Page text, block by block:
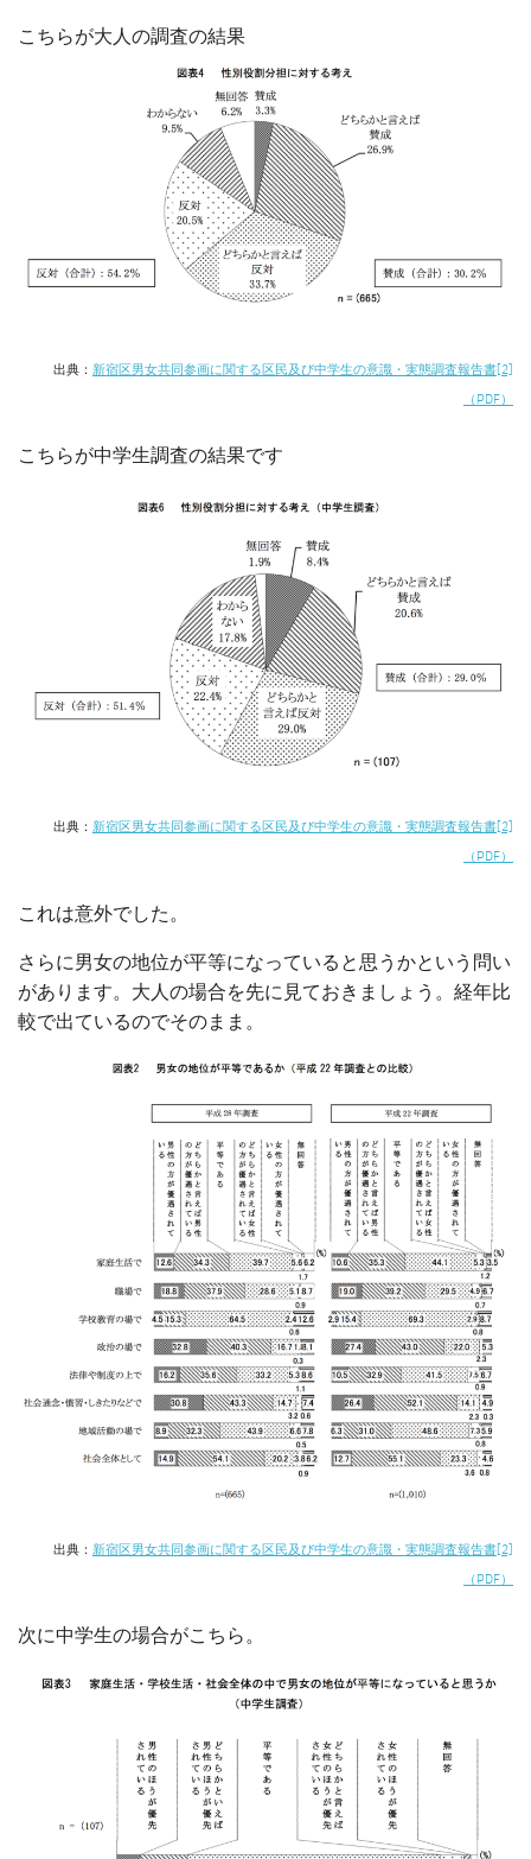
こちらが大人の調査の結果
出典： 新宿区男女共同参画に関する区民及び中学生の意識・実態調査報告書[2]
（PDF）
こちらが中学生調査の結果です
出典： 新宿区男女共同参画に関する区民及び中学生の意識・実態調査報告書[2]
（PDF）
これは意外でした。
さらに男女の地位が平等になっていると思うかという問い
があります。大人の場合を先に見ておきましょう。経年比
較で出ているのでそのまま。
出典： 新宿区男女共同参画に関する区民及び中学生の意識・実態調査報告書[2]
（PDF）
次に中学生の場合がこちら。